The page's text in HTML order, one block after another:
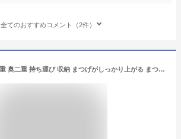
全てのおすすめコメント（2件）
ビューラー 一重 奥二重 持ち運び 収納 まつげがしっかり上がる まつ毛カール 小さい ミニ ビューラー アイラッシュカーラー 携帯用 プッシュ カーラー 下まつ毛 おすすめ 人気 コンパクト